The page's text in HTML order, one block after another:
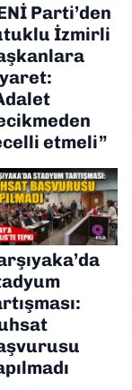
Parti’den
İzmirli
etmeli”